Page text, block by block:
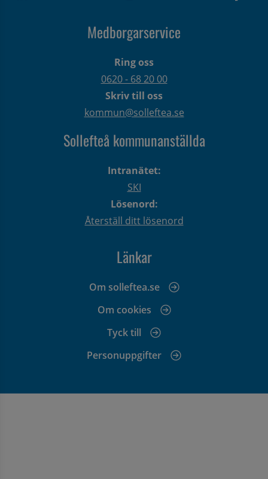
Medborgarservice
Ring oss
0620 - 68 20 00
Skriv till oss
kommun@solleftea.se
Sollefteå kommunanställda
Intranätet:
SKI
Lösenord:
Återställ ditt lösenord
Länkar
Om solleftea.se
Om cookies
Tyck till
Personuppgifter